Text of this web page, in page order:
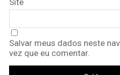
Salvar meus dados neste
vez que eu comentar.